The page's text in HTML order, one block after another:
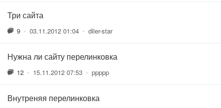
Три сайта
9 • 03.11.2012 01:04 • diler-star
Нужна ли сайту перелинковка
12 • 15.11.2012 07:53 • ppppp
Внутреняя перелинковка